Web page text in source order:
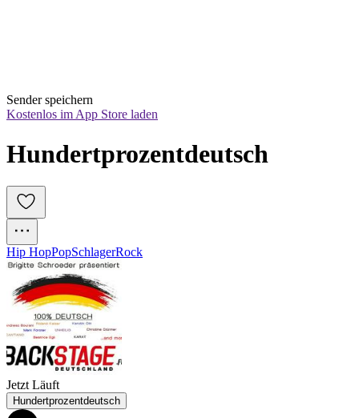
Sender speichern
Kostenlos im App Store laden
Hundertprozentdeutsch
Hip HopPopSchlagerRock
Jetzt Läuft
Hundertprozentdeutsch